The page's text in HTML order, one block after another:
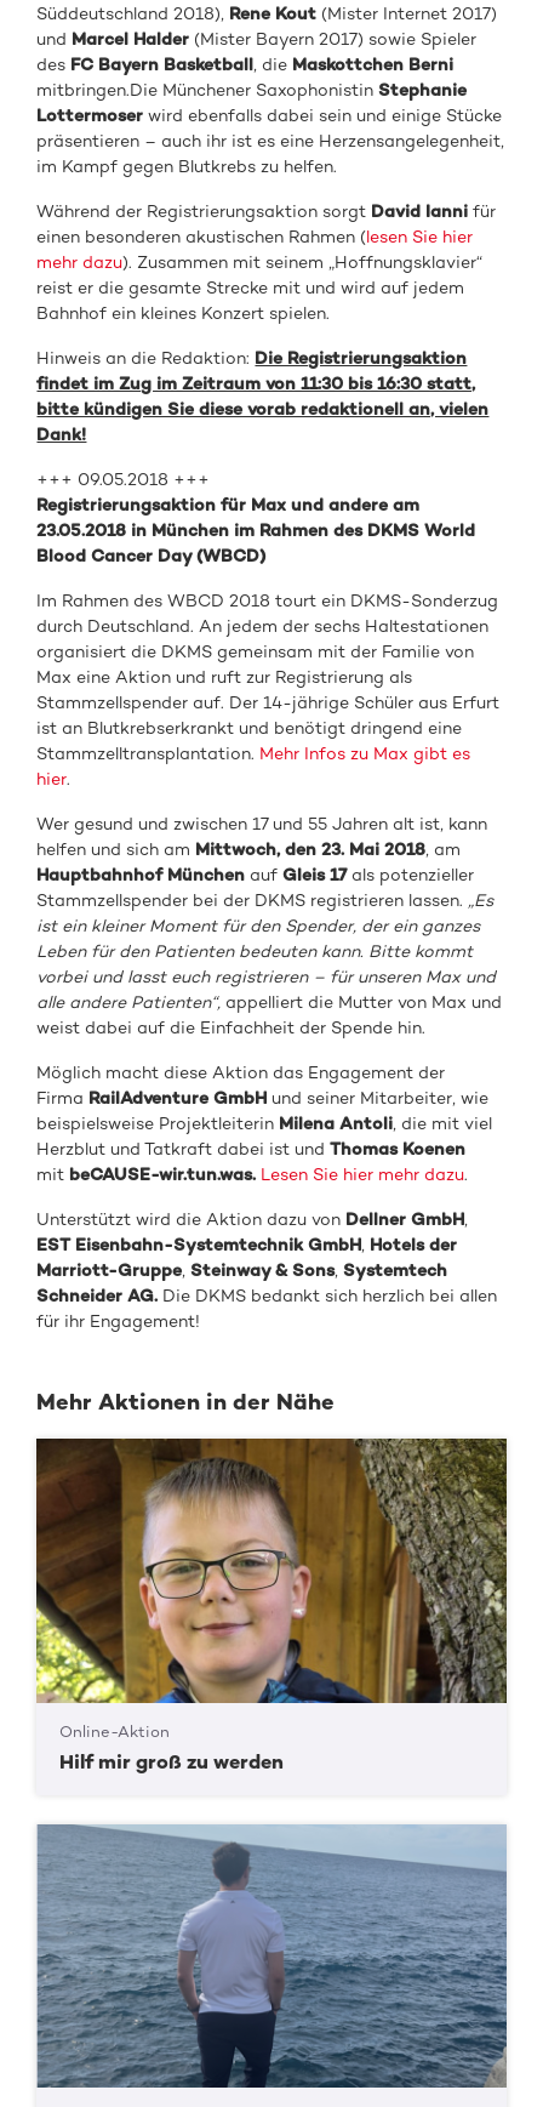
Süddeutschland 2018), Rene Kout (Mister Internet 2017)
und Marcel Halder (Mister Bayern 2017) sowie Spieler
des FC Bayern Basketball, die Maskottchen Berni
mitbringen.Die Münchener SaxophonistinStephanie
Lottermoser wird ebenfalls dabei sein und einige Stücke
präsentieren – auch ihr ist es eine Herzensangelegenheit,
im Kampf gegen Blutkrebs zu helfen.
Während der Registrierungsaktion sorgt David Ianni für
einen besonderen akustischen Rahmen (lesen Sie hier
mehr dazu). Zusammen mit seinem „Hoffnungsklavier“
reist er die gesamte Strecke mit und wird auf jedem
Bahnhof ein kleines Konzert spielen.
Hinweis an die Redaktion: Die Registrierungsaktion
findet im Zug im Zeitraum von 11:30 bis 16:30 statt,
bitte kündigen Sie diese vorab redaktionell an, vielen
Dank!
+++ 09.05.2018 +++
Registrierungsaktion für Max und andere am
23.05.2018 in München im Rahmen des DKMS World
Blood Cancer Day (WBCD)
Im Rahmen des WBCD 2018 tourt ein DKMS-Sonderzug
durch Deutschland. An jedem der sechs Haltestationen
organisiert die DKMS gemeinsam mit der Familie von
Max eine Aktion und ruft zur Registrierung als
Stammzellspender auf. Der 14-jährige Schüler aus Erfurt
ist an Blutkrebserkrankt und benötigt dringend eine
Stammzelltransplantation. Mehr Infos zu Max gibt es
hier.
Wer gesund und zwischen 17 und 55 Jahren alt ist, kann
helfen und sich am Mittwoch, den 23. Mai 2018, am
Hauptbahnhof München aufGleis 17als potenzieller
Stammzellspender bei der DKMS registrieren lassen. „Es
ist ein kleiner Moment für den Spender, der ein ganzes
Leben für den Patienten bedeuten kann. Bitte kommt
vorbei und lasst euch registrieren – für unseren Max und
alle andere Patienten“, appelliert die Mutter von Max und
weist dabei auf die Einfachheit der Spende hin.
Möglich macht diese Aktion das Engagement der
Firma RailAdventure GmbH und seiner Mitarbeiter, wie
beispielsweise Projektleiterin Milena Antoli, die mit viel
Herzblut und Tatkraft dabei ist undThomas Koenen
mit beCAUSE-wir.tun.was. Lesen Sie hier mehr dazu.
Unterstützt wird die Aktion dazu von Dellner GmbH,
EST Eisenbahn-Systemtechnik GmbH, Hotels der
Marriott-Gruppe,Steinway & Sons,Systemtech
Schneider AG. Die DKMS bedankt sich herzlich bei allen
für ihr Engagement!
Mehr Aktionen in der Nähe
Online-Aktion
Hilf mir groß zu werden